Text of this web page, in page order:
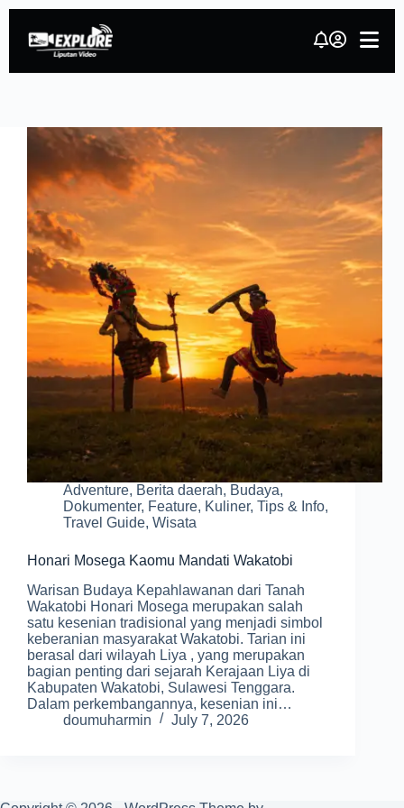
Adventure, Berita daerah, Budaya,
Dokumenter, Feature, Kuliner, Tips & Info,
Travel Guide, Wisata
Honari Mosega Kaomu Mandati Wakatobi
Warisan Budaya Kepahlawanan dari Tanah
Wakatobi Honari Mosega merupakan salah
satu kesenian tradisional yang menjadi simbol
keberanian masyarakat Wakatobi. Tarian ini
berasal dari wilayah Liya , yang merupakan
bagian penting dari sejarah Kerajaan Liya di
Kabupaten Wakatobi, Sulawesi Tenggara.
Dalam perkembangannya, kesenian ini…
doumuharmin
July 7, 2026